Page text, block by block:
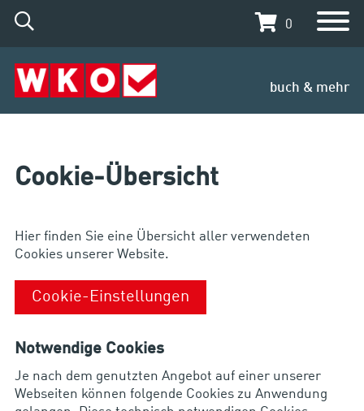
0
buch & mehr
Cookie-Übersicht
Hier finden Sie eine Übersicht aller verwendeten
Cookies unserer Website.
Cookie-Einstellungen
Notwendige Cookies
Je nach dem genutzten Angebot auf einer unserer
Webseiten können folgende Cookies zu Anwendung